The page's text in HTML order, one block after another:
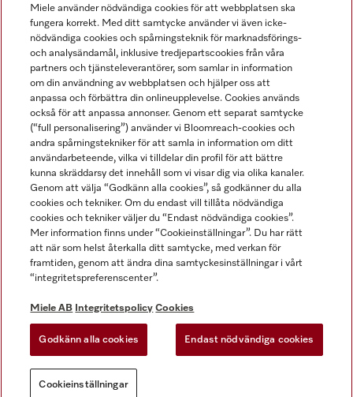
Miele AB
Allmänna villkor
Användarvillkor
Miele tillgänglighetsförklaring
Lagen om digitala tjänster
Miele på LinkedIn
Miele på Facebook
Miele på Instagram
Miele på Youtube
Miele använder nödvändiga cookies för att webbplatsen ska
fungera korrekt. Med ditt samtycke använder vi även icke-
nödvändiga cookies och spårningsteknik för marknadsförings-
och analysändamål, inklusive tredjepartscookies från våra
partners och tjänsteleverantörer, som samlar in information
om din användning av webbplatsen och hjälper oss att
anpassa och förbättra din onlineupplevelse. Cookies används
också för att anpassa annonser. Genom ett separat samtycke
(“full personalisering”) använder vi Bloomreach-cookies och
andra spårningstekniker för att samla in information om ditt
användarbeteende, vilka vi tilldelar din profil för att bättre
kunna skräddarsy det innehåll som vi visar dig via olika kanaler.
Genom att välja “Godkänn alla cookies”, så godkänner du alla
cookies och tekniker. Om du endast vill tillåta nödvändiga
cookies och tekniker väljer du “Endast nödvändiga cookies”.
Mer information finns under “Cookieinställningar”. Du har rätt
att när som helst återkalla ditt samtycke, med verkan för
framtiden, genom att ändra dina samtyckesinställningar i vårt
“integritetspreferenscenter”.
Miele AB Integritetspolicy Cookies
Godkänn alla cookies Endast nödvändiga cookies
Cookieinställningar